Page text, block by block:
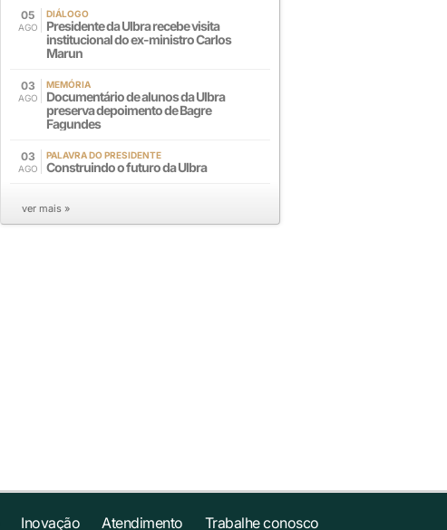
05
AGO
DIÁLOGO
Presidente da Ulbra recebe visita
institucional do ex-ministro Carlos
Marun
03
AGO
MEMÓRIA
Documentário de alunos da Ulbra
preserva depoimento de Bagre
Fagundes
03
AGO
PALAVRA DO PRESIDENTE
Construindo o futuro da Ulbra
ver mais »
Inovação Atendimento Trabalhe conosco